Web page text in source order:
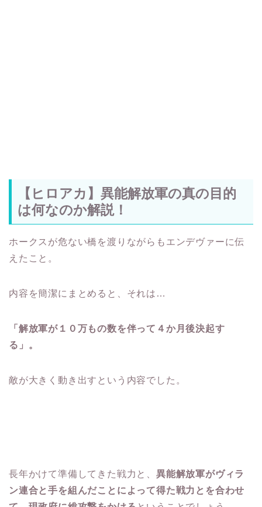
【ヒロアカ】異能解放軍の真の目的
は何なのか解説！
ホークスが危ない橋を渡りながらもエンデヴァーに伝
えたこと。
内容を簡潔にまとめると、それは…
「解放軍が１０万もの数を伴って４か月後決起す
る」。
敵が大きく動き出すという内容でした。
長年かけて準備してきた戦力と、 異能解放軍がヴィラ
ン連合と手を組んだことによって得た戦力とを合わせ